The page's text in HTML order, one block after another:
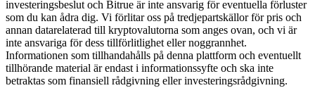
investeringsbeslut och Bitrue är inte ansvarig för eventuella förluster
som du kan ådra dig. Vi förlitar oss på tredjepartskällor för pris och
annan datarelaterad till kryptovalutorna som anges ovan, och vi är
inte ansvariga för dess tillförlitlighet eller noggrannhet.
Informationen som tillhandahålls på denna plattform och eventuellt
tillhörande material är endast i informationssyfte och ska inte
betraktas som finansiell rådgivning eller investeringsrådgivning.